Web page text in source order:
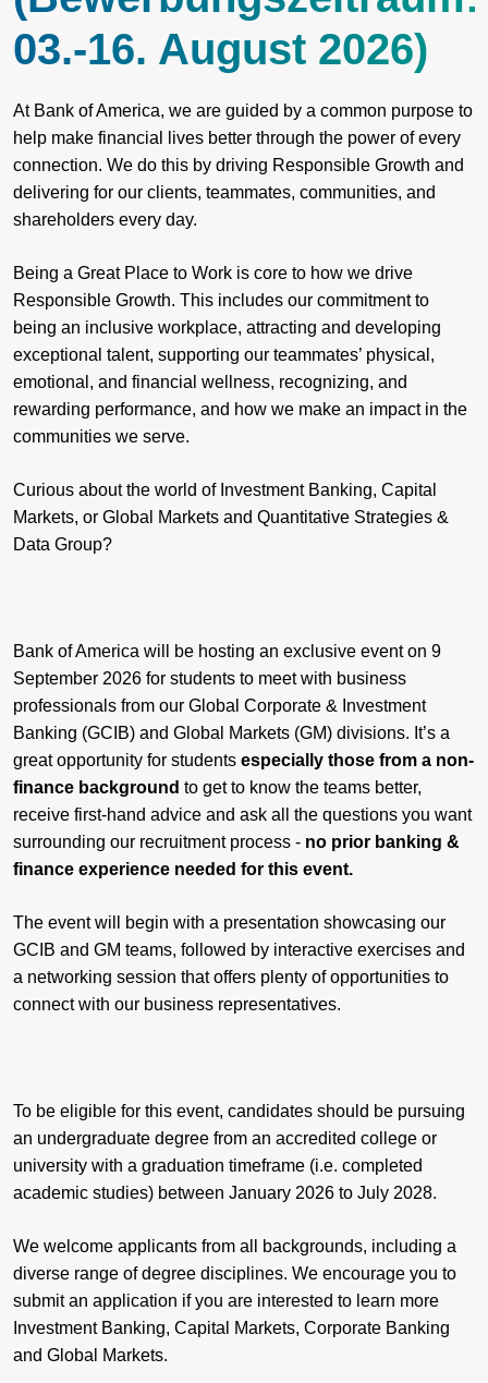
03.-16. August 2026)
At Bank of America, we are guided by a common purpose to
help make financial lives better through the power of every
connection. We do this by driving Responsible Growth and
delivering for our clients, teammates, communities, and
shareholders every day.
Being a Great Place to Work is core to how we drive
Responsible Growth. This includes our commitment to
being an inclusive workplace, attracting and developing
exceptional talent, supporting our teammates’ physical,
emotional, and financial wellness, recognizing, and
rewarding performance, and how we make an impact in the
communities we serve.
Curious about the world of Investment Banking, Capital
Markets, or Global Markets and Quantitative Strategies &
Data Group?
Bank of America will be hosting an exclusive event on 9
September 2026 for students to meet with business
professionals from our Global Corporate & Investment
Banking (GCIB) and Global Markets (GM) divisions. It’s a
great opportunity for students especially those from a non-
finance background to get to know the teams better,
receive first-hand advice and ask all the questions you want
surrounding our recruitment process - no prior banking &
finance experience needed for this event.
The event will begin with a presentation showcasing our
GCIB and GM teams, followed by interactive exercises and
a networking session that offers plenty of opportunities to
connect with our business representatives.
To be eligible for this event, candidates should be pursuing
an undergraduate degree from an accredited college or
university with a graduation timeframe (i.e. completed
academic studies) between January 2026 to July 2028.
We welcome applicants from all backgrounds, including a
diverse range of degree disciplines. We encourage you to
submit an application if you are interested to learn more
Investment Banking, Capital Markets, Corporate Banking
and Global Markets.